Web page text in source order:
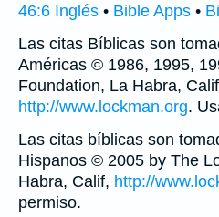
46:6 Inglés • Bible Apps •
Las citas Bíblicas son
Américas © 1986, 1995,
Foundation, La Habra,
http://www.lockman.org.
Las citas bíblicas son
Hispanos © 2005 by The
Habra, Calif, http://
permiso.